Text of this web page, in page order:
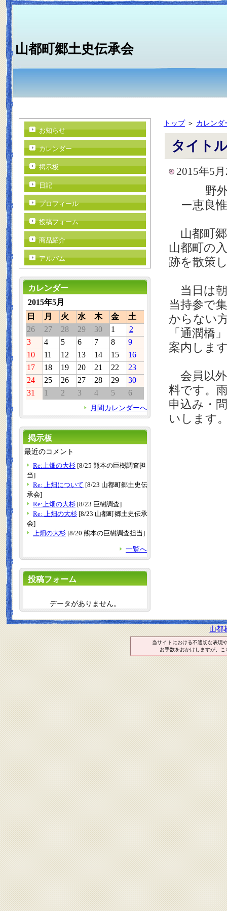
山都町郷土史伝承会
トップ＞ カレンダ
タイト
2015年5
野外研
ー恵良
山都町郷
山都町の
跡を散策
当日は朝
当持参で
からない
「通潤橋
案内しま
会員以外
料です。
申込み・
いします
お知らせ
カレンダー
掲示板
日記
プロフィール
投稿フォーム
商品紹介
アルバム
カレンダー
2015年5月
日
月 火 水 木 金
土
26
27 28 29 30 1
2
3
4 5 6 7 8
9
10
11 12 13 14 15
16
17
18 19 20 21 22
23
24
25 26 27 28 29
30
31
1 2 3 4 5 6
月間カレンダーへ
掲示板
最近のコメント
Re:上畑の大杉 [8/25 熊本の巨樹調査担
当]
Re: 上畑について [8/23 山都町郷土史伝
承会]
Re:上畑の大杉 [8/23 巨樹調査]
Re: 上畑の大杉 [8/23 山都町郷土史伝承
会]
上畑の大杉 [8/20 熊本の巨樹調査担当]
一覧へ
投稿フォーム
データがありません。
山都
当サイトにおける不適切な表現
お手数をおかけしますが、こ